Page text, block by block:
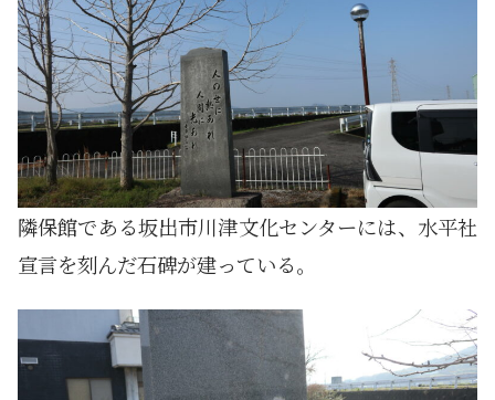
隣保館である坂出市川津文化センターには、水平社
宣言を刻んだ石碑が建っている。